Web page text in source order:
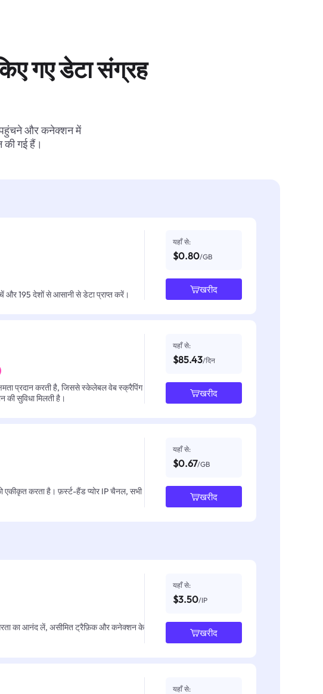
गए डेटा संग्रह
पहुंचने और कनेक्शन में
की गई हैं।
195 देशों से आसानी से डेटा प्राप्त करें।
यहाँ से:
$0.80/GB
खरीद
प्रदान करती है, जिससे स्केलेबल वेब स्क्रैपिंग
सुविधा मिलती है।
यहाँ से:
$85.43/दिन
खरीद
एकीकृत करता है। फ़र्स्ट-हैंड प्योर IP चैनल, सभी
यहाँ से:
$0.67/GB
खरीद
का आनंद लें, असीमित ट्रैफ़िक और कनेक्शन के
यहाँ से:
$3.50/IP
खरीद
यहाँ से: